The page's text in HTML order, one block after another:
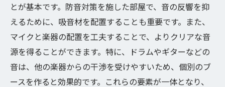
とが基本です。防音対策を施した部屋で、音の反響を抑
えるために、吸音材を配置することも重要です。また、
マイクと楽器の配置を工夫することで、よりクリアな音
源を得ることができます。特に、ドラムやギターなどの
音は、他の楽器からの干渉を受けやすいため、個別のブ
ースを作ると効果的です。これらの要素が一体となり、